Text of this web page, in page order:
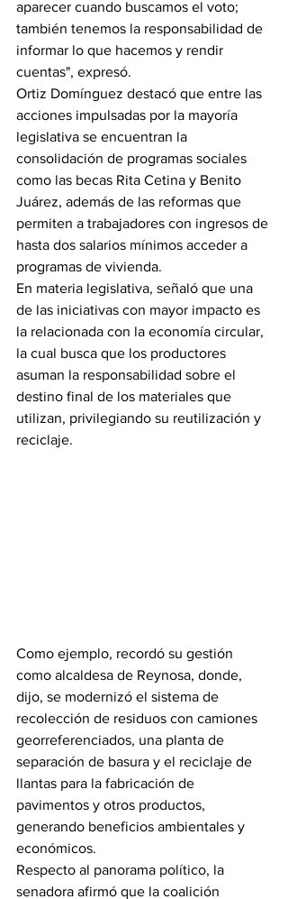
aparecer cuando buscamos el voto;
también tenemos la responsabilidad de
informar lo que hacemos y rendir
cuentas", expresó.
Ortiz Domínguez destacó que entre las
acciones impulsadas por la mayoría
legislativa se encuentran la
consolidación de programas sociales
como las becas Rita Cetina y Benito
Juárez, además de las reformas que
permiten a trabajadores con ingresos de
hasta dos salarios mínimos acceder a
programas de vivienda.
En materia legislativa, señaló que una
de las iniciativas con mayor impacto es
la relacionada con la economía circular,
la cual busca que los productores
asuman la responsabilidad sobre el
destino final de los materiales que
utilizan, privilegiando su reutilización y
reciclaje.
Como ejemplo, recordó su gestión
como alcaldesa de Reynosa, donde,
dijo, se modernizó el sistema de
recolección de residuos con camiones
georreferenciados, una planta de
separación de basura y el reciclaje de
llantas para la fabricación de
pavimentos y otros productos,
generando beneficios ambientales y
económicos.
Respecto al panorama político, la
senadora afirmó que la coalición